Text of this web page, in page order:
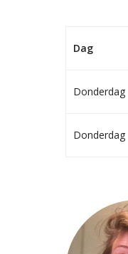
Dag
Donderdag
Donderdag